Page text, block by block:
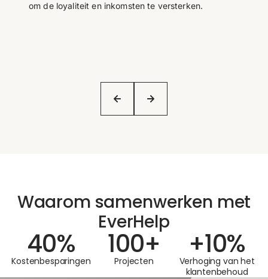
om de loyaliteit en inkomsten te versterken.
Waarom samenwerken met
EverHelp
40%
Kostenbesparingen
100+
Projecten
+10%
Verhoging van het
klantenbehoud